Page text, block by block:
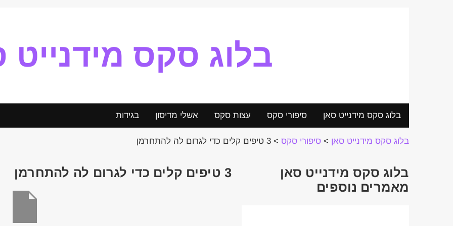
בלוג סקס מידנייט
בלוג סקס מידנייט סאן סיפורי סקס עצות סקס אשלי מדיסון בגידות
בלוג סקס מידנייט סאן > סיפורי סקס > 3 טיפים קלים כדי לגרום לה להתחרמן
3 טיפים קלים כדי לגרום לה להתחרמן
בלוג סקס מידנייט סאן
מאמרים נוספים